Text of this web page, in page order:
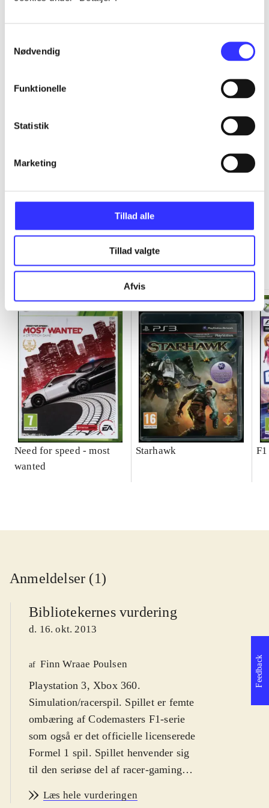
Nødvendig
Funktionelle
Statistik
Marketing
Tillad alle
Tillad valgte
Afvis
...
...
...
...
Minder om
Need for speed - most
wanted
Starhawk
Anmeldelser (1)
Bibliotekernes vurdering
d. 16. okt. 2013
af Finn Wraae Poulsen
Playstation 3, Xbox 360.
Simulation/racerspil. Spillet er femte
ombæring af Codemasters F1-serie
som også er det officielle licenserede
Formel 1 spil. Spillet henvender sig
til den seriøse del af racer-gaming
børn fra ca. 12 år, unge og voksne.
Læs hele vurderingen
Feedback